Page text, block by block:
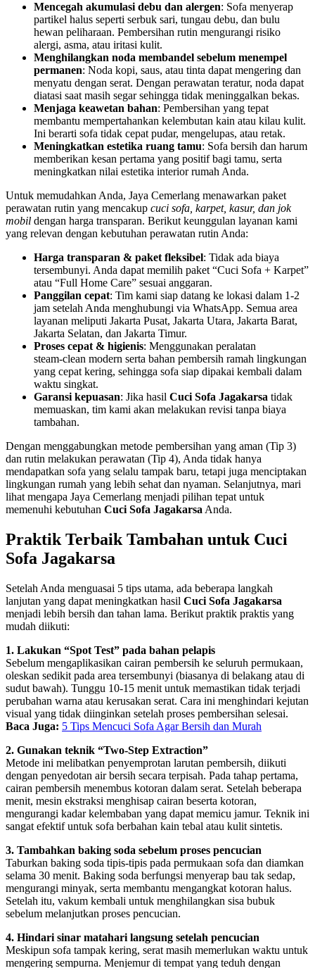
Mencegah akumulasi debu dan alergen: Sofa menyerap
partikel halus seperti serbuk sari, tungau debu, dan bulu
hewan peliharaan. Pembersihan rutin mengurangi risiko
alergi, asma, atau iritasi kulit.
Menghilangkan noda membandel sebelum menempel
permanen: Noda kopi, saus, atau tinta dapat mengering dan
menyatu dengan serat. Dengan perawatan teratur, noda dapat
diatasi saat masih segar sehingga tidak meninggalkan bekas.
Menjaga keawetan bahan: Pembersihan yang tepat
membantu mempertahankan kelembutan kain atau kilau kulit.
Ini berarti sofa tidak cepat pudar, mengelupas, atau retak.
Meningkatkan estetika ruang tamu: Sofa bersih dan harum
memberikan kesan pertama yang positif bagi tamu, serta
meningkatkan nilai estetika interior rumah Anda.
Untuk memudahkan Anda, Jaya Cemerlang menawarkan paket
perawatan rutin yang mencakup cuci sofa, karpet, kasur, dan jok
mobil dengan harga transparan. Berikut keunggulan layanan kami
yang relevan dengan kebutuhan perawatan rutin Anda:
Harga transparan & paket fleksibel: Tidak ada biaya
tersembunyi. Anda dapat memilih paket “Cuci Sofa + Karpet”
atau “Full Home Care” sesuai anggaran.
Panggilan cepat: Tim kami siap datang ke lokasi dalam 1‑2
jam setelah Anda menghubungi via WhatsApp. Semua area
layanan meliputi Jakarta Pusat, Jakarta Utara, Jakarta Barat,
Jakarta Selatan, dan Jakarta Timur.
Proses cepat & higienis: Menggunakan peralatan
steam‑clean modern serta bahan pembersih ramah lingkungan
yang cepat kering, sehingga sofa siap dipakai kembali dalam
waktu singkat.
Garansi kepuasan: Jika hasil Cuci Sofa Jagakarsa tidak
memuaskan, tim kami akan melakukan revisi tanpa biaya
tambahan.
Dengan menggabungkan metode pembersihan yang aman (Tip 3)
dan rutin melakukan perawatan (Tip 4), Anda tidak hanya
mendapatkan sofa yang selalu tampak baru, tetapi juga menciptakan
lingkungan rumah yang lebih sehat dan nyaman. Selanjutnya, mari
lihat mengapa Jaya Cemerlang menjadi pilihan tepat untuk
memenuhi kebutuhan Cuci Sofa Jagakarsa Anda.
Praktik Terbaik Tambahan untuk Cuci
Sofa Jagakarsa
Setelah Anda menguasai 5 tips utama, ada beberapa langkah
lanjutan yang dapat meningkatkan hasil Cuci Sofa Jagakarsa
menjadi lebih bersih dan tahan lama. Berikut praktik praktis yang
mudah diikuti:
1. Lakukan “Spot Test” pada bahan pelapis
Sebelum mengaplikasikan cairan pembersih ke seluruh permukaan,
oleskan sedikit pada area tersembunyi (biasanya di belakang atau di
sudut bawah). Tunggu 10‑15 menit untuk memastikan tidak terjadi
perubahan warna atau kerusakan serat. Cara ini menghindari kejutan
visual yang tidak diinginkan setelah proses pembersihan selesai.
Baca Juga: 5 Tips Mencuci Sofa Agar Bersih dan Murah
2. Gunakan teknik “Two‑Step Extraction”
Metode ini melibatkan penyemprotan larutan pembersih, diikuti
dengan penyedotan air bersih secara terpisah. Pada tahap pertama,
cairan pembersih menembus kotoran dalam serat. Setelah beberapa
menit, mesin ekstraksi menghisap cairan beserta kotoran,
mengurangi kadar kelembaban yang dapat memicu jamur. Teknik ini
sangat efektif untuk sofa berbahan kain tebal atau kulit sintetis.
3. Tambahkan baking soda sebelum proses pencucian
Taburkan baking soda tipis‑tipis pada permukaan sofa dan diamkan
selama 30 menit. Baking soda berfungsi menyerap bau tak sedap,
mengurangi minyak, serta membantu mengangkat kotoran halus.
Setelah itu, vakum kembali untuk menghilangkan sisa bubuk
sebelum melanjutkan proses pencucian.
4. Hindari sinar matahari langsung setelah pencucian
Meskipun sofa tampak kering, serat masih memerlukan waktu untuk
mengering sempurna. Menjemur di tempat yang teduh dengan